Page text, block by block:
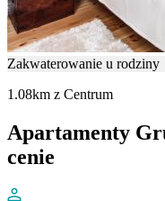
Zakwaterowanie u rodziny
1.08km z Centrum
Apartamenty
cenie